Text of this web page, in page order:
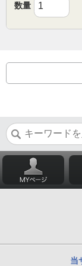
数量
当